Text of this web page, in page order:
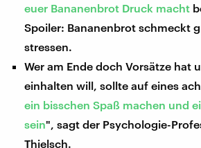
euer Bananenbrot Druck macht
Spoiler: Bananenbrot schmeckt
stressen.
Wer am Ende doch Vorsätze hat
einhalten will, sollte auf eines
ein bisschen Spaß machen und
sein", sagt der Psychologie-
Thielsch.